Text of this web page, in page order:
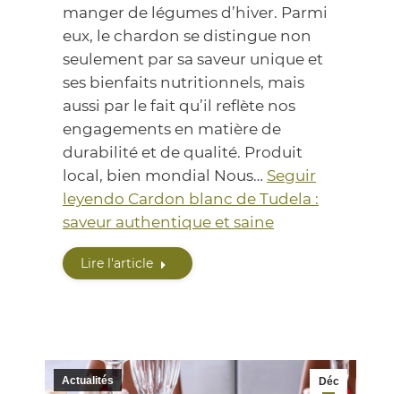
manger de légumes d’hiver. Parmi
eux, le chardon se distingue non
seulement par sa saveur unique et
ses bienfaits nutritionnels, mais
aussi par le fait qu’il reflète nos
engagements en matière de
durabilité et de qualité. Produit
local, bien mondial Nous… Seguir
leyendo Cardon blanc de Tudela :
saveur authentique et saine
Lire l'article
Déc
Actualités